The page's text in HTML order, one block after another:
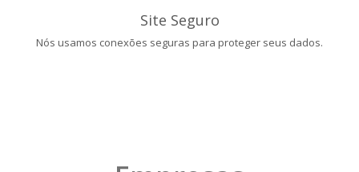
Site Seguro
Nós usamos conexões seguras para proteger seus dados.